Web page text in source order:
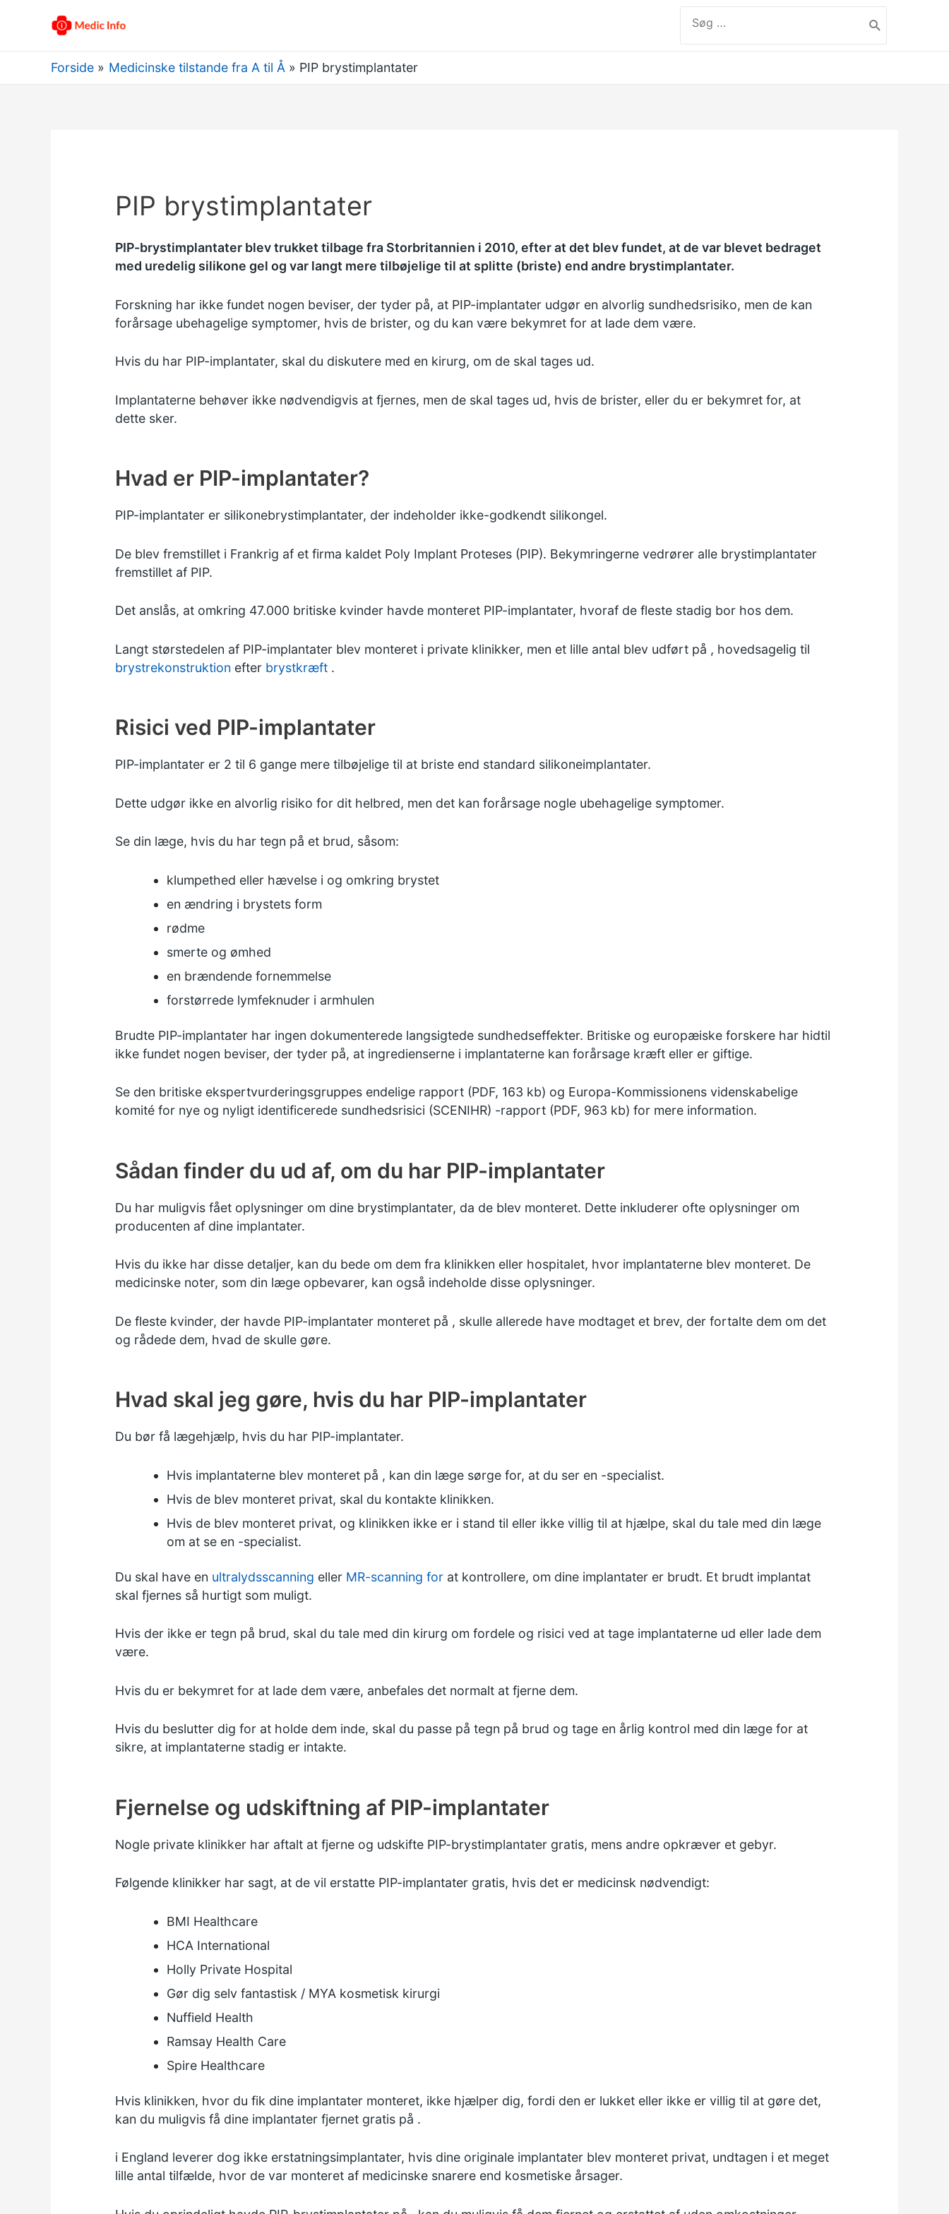
efter:
label
Forside Medicinske tilstande fra A til Å PIP brystimplantater
PIP brystimplantater
PIP-brystimplantater blev trukket tilbage fra Storbritannien i 2010, efter at det blev fundet, at de var blevet bedraget
med uredelig silikone gel og var langt mere tilbøjelige til at splitte (briste) end andre brystimplantater.
Forskning har ikke fundet nogen beviser, der tyder på, at PIP-implantater udgør en alvorlig sundhedsrisiko, men de kan
forårsage ubehagelige symptomer, hvis de brister, og du kan være bekymret for at lade dem være.
Hvis du har PIP-implantater, skal du diskutere med en kirurg, om de skal tages ud.
Implantaterne behøver ikke nødvendigvis at fjernes, men de skal tages ud, hvis de brister, eller du er bekymret for, at
dette sker.
Hvad er PIP-implantater?
PIP-implantater er silikonebrystimplantater, der indeholder ikke-godkendt silikongel.
De blev fremstillet i Frankrig af et firma kaldet Poly Implant Proteses (PIP). Bekymringerne vedrører alle brystimplantater
fremstillet af PIP.
Det anslås, at omkring 47.000 britiske kvinder havde monteret PIP-implantater, hvoraf de fleste stadig bor hos dem.
Langt størstedelen af PIP-implantater blev monteret i private klinikker, men et lille antal blev udført på , hovedsagelig til
brystrekonstruktion efter brystkræft.
Risici ved PIP-implantater
PIP-implantater er 2 til 6 gange mere tilbøjelige til at briste end standard silikoneimplantater.
Dette udgør ikke en alvorlig risiko for dit helbred, men det kan forårsage nogle ubehagelige symptomer.
Se din læge, hvis du har tegn på et brud, såsom:
klumpethed eller hævelse i og omkring brystet
en ændring i brystets form
rødme
smerte og ømhed
en brændende fornemmelse
forstørrede lymfeknuder i armhulen
Brudte PIP-implantater har ingen dokumenterede langsigtede sundhedseffekter. Britiske og europæiske forskere har hidtil
ikke fundet nogen beviser, der tyder på, at ingredienserne i implantaterne kan forårsage kræft eller er giftige.
Se den britiske ekspertvurderingsgruppes endelige rapport (PDF, 163 kb) og Europa-Kommissionens videnskabelige
komité for nye og nyligt identificerede sundhedsrisici (SCENIHR) -rapport (PDF, 963 kb) for mere information.
Sådan finder du ud af, om du har PIP-implantater
Du har muligvis fået oplysninger om dine brystimplantater, da de blev monteret. Dette inkluderer ofte oplysninger om
producenten af dine implantater.
Hvis du ikke har disse detaljer, kan du bede om dem fra klinikken eller hospitalet, hvor implantaterne blev monteret. De
medicinske noter, som din læge opbevarer, kan også indeholde disse oplysninger.
De fleste kvinder, der havde PIP-implantater monteret på , skulle allerede have modtaget et brev, der fortalte dem om det
og rådede dem, hvad de skulle gøre.
Hvad skal jeg gøre, hvis du har PIP-implantater
Du bør få lægehjælp, hvis du har PIP-implantater.
Hvis implantaterne blev monteret på , kan din læge sørge for, at du ser en -specialist.
Hvis de blev monteret privat, skal du kontakte klinikken.
Hvis de blev monteret privat, og klinikken ikke er i stand til eller ikke villig til at hjælpe, skal du tale med din læge
om at se en -specialist.
Du skal have en ultralydsscanning eller MR-scanning forat kontrollere, om dine implantater er brudt. Et brudt implantat
skal fjernes så hurtigt som muligt.
Hvis der ikke er tegn på brud, skal du tale med din kirurg om fordele og risici ved at tage implantaterne ud eller lade dem
være.
Hvis du er bekymret for at lade dem være, anbefales det normalt at fjerne dem.
Hvis du beslutter dig for at holde dem inde, skal du passe på tegn på brud og tage en årlig kontrol med din læge for at
sikre, at implantaterne stadig er intakte.
Fjernelse og udskiftning af PIP-implantater
Nogle private klinikker har aftalt at fjerne og udskifte PIP-brystimplantater gratis, mens andre opkræver et gebyr.
Følgende klinikker har sagt, at de vil erstatte PIP-implantater gratis, hvis det er medicinsk nødvendigt:
BMI Healthcare
HCA International
Holly Private Hospital
Gør dig selv fantastisk / MYA kosmetisk kirurgi
Nuffield Health
Ramsay Health Care
Spire Healthcare
Hvis klinikken, hvor du fik dine implantater monteret, ikke hjælper dig, fordi den er lukket eller ikke er villig til at gøre det,
kan du muligvis få dine implantater fjernet gratis på .
i England leverer dog ikke erstatningsimplantater, hvis dine originale implantater blev monteret privat, undtagen i et meget
lille antal tilfælde, hvor de var monteret af medicinske snarere end kosmetiske årsager.